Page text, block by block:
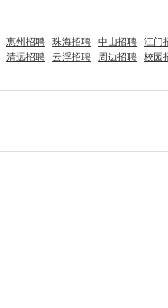
惠州招聘 珠海招聘 中山招聘
江门
清远招聘 云浮招聘 周边招聘 校园